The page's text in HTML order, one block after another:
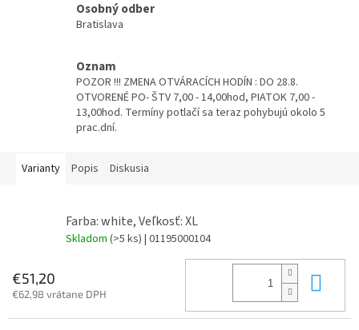
Osobný odber
Bratislava
Oznam
POZOR !!! ZMENA OTVÁRACÍCH HODÍN : DO 28.8.
OTVORENÉ PO- ŠTV 7,00 - 14,00hod, PIATOK 7,00 -
13,00hod. Termíny potlačí sa teraz pohybujú okolo 5
prac.dní.
Varianty Popis Diskusia
Farba: white, Veľkosť: XL
Skladom (>5 ks) | 01195000104
€51,20
€62,98 vrátane DPH